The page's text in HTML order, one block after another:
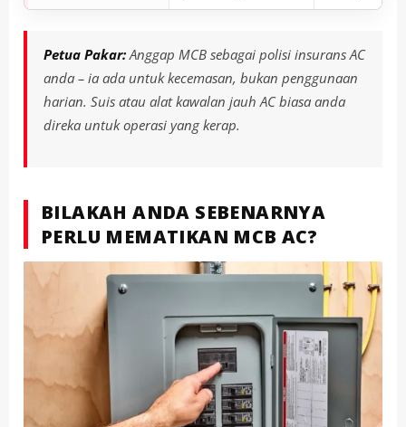
Petua Pakar:Anggap MCB sebagai polisi insurans AC
anda – ia ada untuk kecemasan, bukan penggunaan
harian. Suis atau alat kawalan jauh AC biasa anda
direka untuk operasi yang kerap.
BILAKAH ANDA SEBENARNYA
PERLU MEMATIKAN MCB AC?